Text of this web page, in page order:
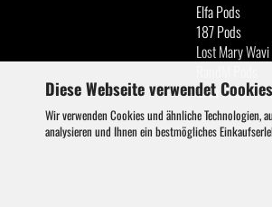
Diese Webseite verwendet
Wir verwenden Cookies und ähnliche Technologien,
analysieren und Ihnen ein bestmögliches
Elfa Pods
187 Pods
Lost Mary
Luva Pods